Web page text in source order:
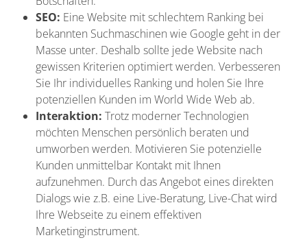
SEO: Eine Website mit schlechtem Ranking bei
bekannten Suchmaschinen wie Google geht in der
Masse unter. Deshalb sollte jede Website nach
gewissen Kriterien optimiert werden. Verbesseren
Sie Ihr individuelles Ranking und holen Sie Ihre
potenziellen Kunden im World Wide Web ab.
Interaktion: Trotz moderner Technologien
möchten Menschen persönlich beraten und
umworben werden. Motivieren Sie potenzielle
Kunden unmittelbar Kontakt mit Ihnen
aufzunehmen. Durch das Angebot eines direkten
Dialogs wie z.B. eine Live-Beratung, Live-Chat wird
Ihre Webseite zu einem effektiven
Marketinginstrument.